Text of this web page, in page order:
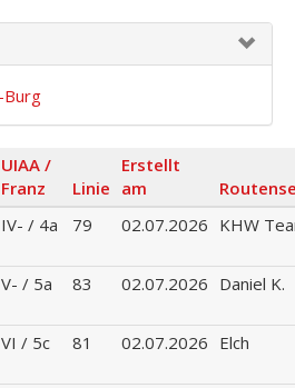
UIAA /
Franz
Linie
Erstellt
am
IV- / 4a 79 02.07.2026 KHW
V- / 5a 83 02.07.2026 Daniel K.
VI / 5c 81 02.07.2026 Elch